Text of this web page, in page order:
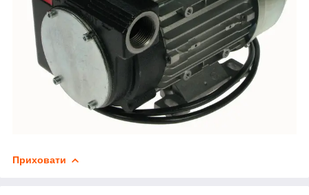
Приховати